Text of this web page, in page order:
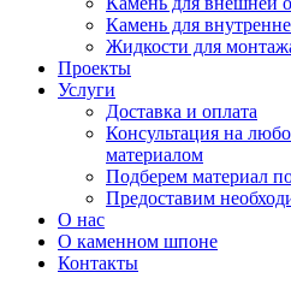
Камень для
Жидкости для
Проекты
Услуги
Доставка и оплата
Консультация на
материалом
Подберем материал
Предоставим
О нас
О каменном шпоне
Контакты